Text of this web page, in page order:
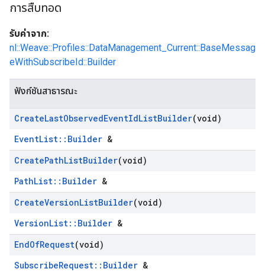
การสืบทอด
รับค่าจาก:
nl::Weave::Profiles::DataManagement_Current::BaseMessag
eWithSubscribeId::Builder
ฟังก์ชันสาธารณะ
CreateLastObservedEventIdListBuilder(void)
EventList::Builder &
CreatePathListBuilder(void)
PathList::Builder &
CreateVersionListBuilder(void)
VersionList::Builder &
EndOfRequest(void)
SubscribeRequest::Builder &